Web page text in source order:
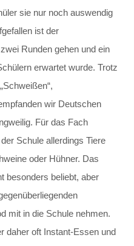
sie nur noch auswendig
ist der
Runden gehen und ein
erwartet wurde. Trotz
wir Deutschen
Für das Fach
Schule allerdings Tiere
oder Hühner. Das
besonders beliebt, aber
mit in die Schule nehmen.
daher oft Instant-Essen und